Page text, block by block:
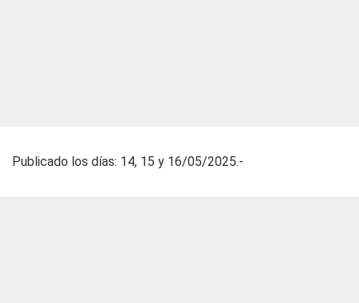
Publicado los días: 14, 15 y 16/05/2025.-